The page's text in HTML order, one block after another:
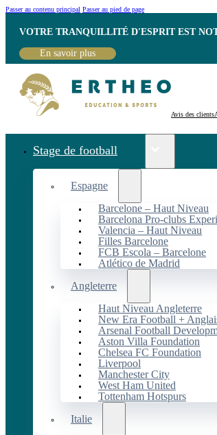
Passer au contenu principal Passer au pied de page
VOTRE TRANQUILLITÉ D'ESPRIT EST
En savoir plus
Avis des clients
Stage de football
Espagne
Barcelone – Haut Niveau
Barcelona Pro-clubs
Valencia – Haut Niveau
Filles Barcelone
FCB Escola – Barcelone
Atlético de Madrid
Angleterre
Haut Niveau Angleterre
New Era Football +
Arsenal Football
Aston Villa Foundation
Chelsea FC Foundation
Liverpool
Manchester City
West Ham United
Tottenham Hotspurs
Italie